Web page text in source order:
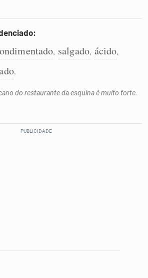
, salgado, ácido,
.
do restaurante da esquina é muito forte.